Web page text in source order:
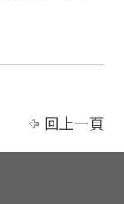
回上一頁